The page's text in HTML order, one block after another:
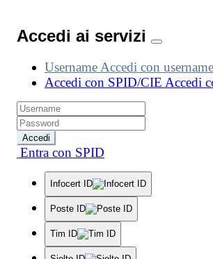
Accedi ai servizi
Username Accedi con username
Accedi con SPID/CIE Accedi
Accedi
Entra con SPID
Infocert ID
Poste ID
Tim ID